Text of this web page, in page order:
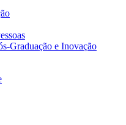
Graduação e Inovação